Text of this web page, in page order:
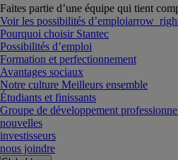
Faites partie d’une équipe qui tient
Voir les possibilités d’emploi
Pourquoi choisir Stantec
Possibilités d’emploi
Formation et perfectionnement
Avantages sociaux
Notre culture Meilleurs ensemble
Étudiants et finissants
Groupe de développement
nouvelles
investisseurs
nous joindre